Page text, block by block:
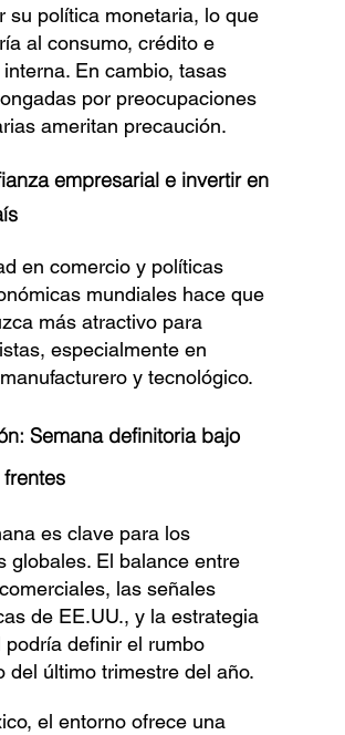
su política monetaria, lo que
al consumo, crédito e
En cambio, tasas
por preocupaciones
ameritan precaución.
empresarial e invertir en
en comercio y políticas
mundiales hace que
más atractivo para
especialmente en
y tecnológico.
Semana definitoria bajo
es clave para los
globales. El balance entre
las señales
de EE.UU., y la estrategia
podría definir el rumbo
del último trimestre del año.
el entorno ofrece una